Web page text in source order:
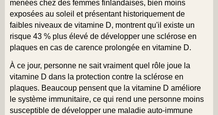
menées chez des femmes finlandaises, bien moins
exposées au soleil et présentant historiquement de
faibles niveaux de vitamine D, montrent qu'il existe un
risque 43 % plus élevé de développer une sclérose en
plaques en cas de carence prolongée en vitamine D.
À ce jour, personne ne sait vraiment quel rôle joue la
vitamine D dans la protection contre la sclérose en
plaques. Beaucoup pensent que la vitamine D améliore
le système immunitaire, ce qui rend une personne moins
susceptible de développer une maladie auto-immune